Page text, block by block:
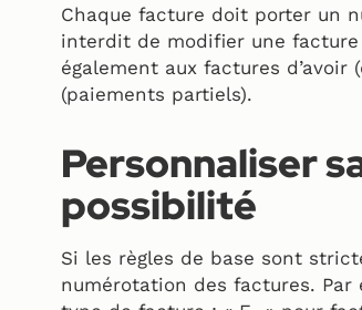
Chaque facture doit porter un
interdit de modifier une facture
également aux factures
(paiements partiels).
Personnaliser
possibilité
Si les règles de base sont
numérotation des factures.